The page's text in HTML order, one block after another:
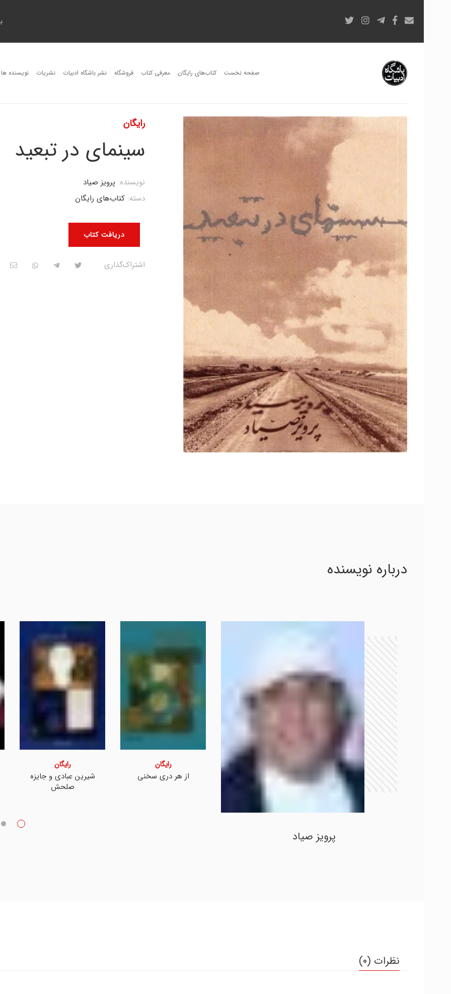
صفحه نخست کتاب‌های رایگان معرفی کتاب فروشگاه نشر باشگاه ادبیات نشریات نویسنده ها
رایگان
سینمای در تبعید
دریافت کتاب
نویسنده: پرویز صیاد
دسته: کتاب‌های رایگان
اشتراک‌گذاری
درباره نویسنده
پرویز صیاد
از هر دری سخنی
رایگان
شیرین عبادی و جایزه
صلحش
رایگان
نظرات (0)